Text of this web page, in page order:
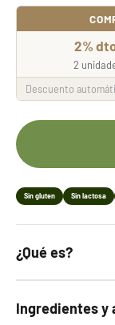
2%
2
Descuento
Sin gluten Sin lactosa
¿Qué es?
Ingredientes y